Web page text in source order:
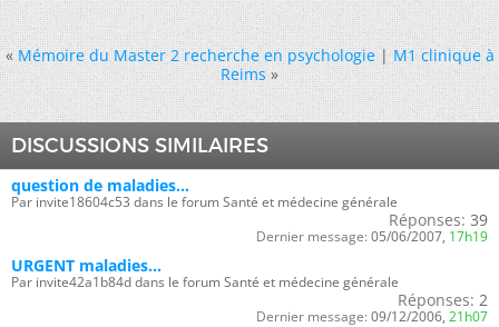
« Mémoire du Master 2 recherche en psychologie|M1 clinique à
Reims »
DISCUSSIONS SIMILAIRES
question de maladies...
Par invite18604c53 dans le forum Santé et médecine générale
Réponses: 39
Dernier message: 05/06/2007, 17h19
URGENT maladies...
Par invite42a1b84d dans le forum Santé et médecine générale
Réponses: 2
Dernier message: 09/12/2006, 21h07